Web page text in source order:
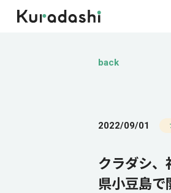
back
2022/09/01
クラダシ
県小豆島